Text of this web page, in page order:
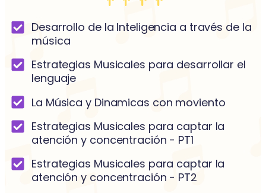
Desarrollo de la Inteligencia a través de la
música
Estrategias Musicales para desarrollar el
lenguaje
La Música y Dinamicas con moviento
Estrategias Musicales para captar la
atención y concentración - PT1
Estrategias Musicales para captar la
atención y concentración - PT2